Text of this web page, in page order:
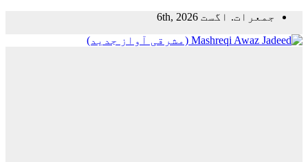
Skip
content
جمعرات. اگست 6th, 2026